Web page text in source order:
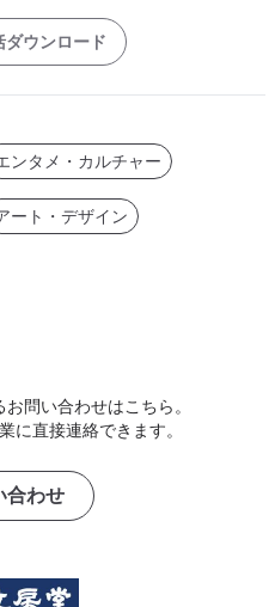
ダウンロード
ンタメ・カルチャー
ート・デザイン
問い合わせはこちら。
に直接連絡できます。
合わせ